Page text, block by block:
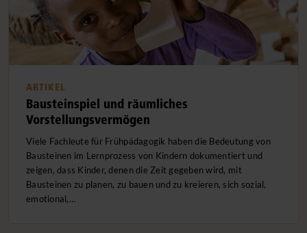
ARTIKEL
Bausteinspiel und räumliches
Vorstellungsvermögen
Viele Fachleute für Frühpädagogik haben die Bedeutung von
Bausteinen im Lernprozess von Kindern dokumentiert und
zeigen, dass Kinder, denen die Zeit gegeben wird, mit
Bausteinen zu planen, zu bauen und zu kreieren, sich sozial,
emotional,…